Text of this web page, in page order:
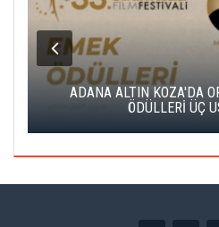
ADANA ALTIN KOZA'DA
ÖDÜLLERİ ÜÇ